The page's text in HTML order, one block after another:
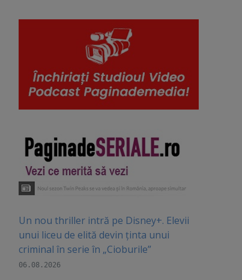
Un nou thriller intră pe Disney+. Elevii
unui liceu de elită devin ținta unui
criminal în serie în „Cioburile”
06.08.2026